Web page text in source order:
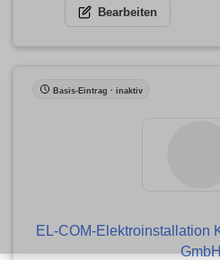
Bearbeiten
Basis-Eintrag · inaktiv
EL-COM-Elektroinstallation